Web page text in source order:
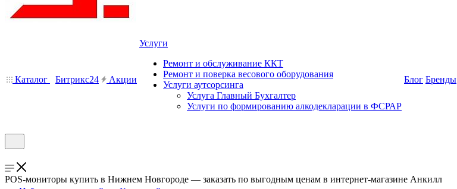
Каталог Битрикс24 Акции
Услуги
Ремонт и обслуживание ККТ
Ремонт и поверка весового оборудования
Услуги аутсорсинга
Услуга Главный Бухгалтер
Услуги по формированию алкодекларации в ФСРАР
Блог Бренды
POS-мониторы купить в Нижнем Новгороде — заказать по выгодным ценам в интернет-магазине Анкилл